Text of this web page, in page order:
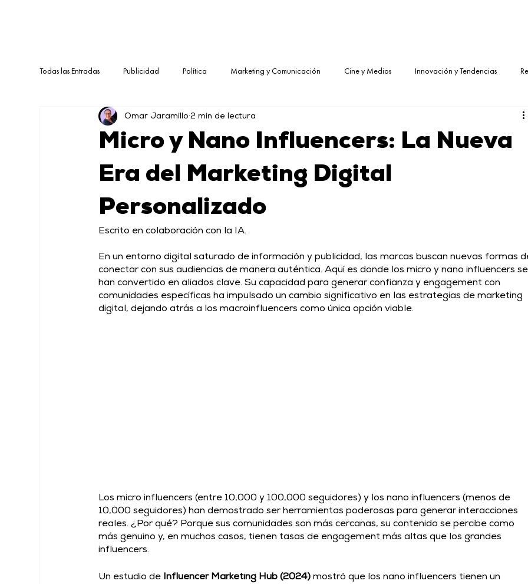
Todas las Entradas Publicidad Política Marketing y Comunicación Cine y Medios Innovación y Tendencias
Micro y Nano Influencers: La Nueva
Era del Marketing Digital
Personalizado
Omar Jaramillo 2 min de lectura
Escrito en colaboración con la IA.
En un entorno digital saturado de información y publicidad, las marcas buscan nuevas formas
conectar con sus audiencias de manera auténtica. Aquí es donde los micro y nano influencers
han convertido en aliados clave. Su capacidad para generar confianza y engagement con
comunidades específicas ha impulsado un cambio significativo en las estrategias de marketing
digital, dejando atrás a los macroinfluencers como única opción viable.
Los micro influencers (entre 10,000 y 100,000 seguidores) y los nano influencers (menos de
10,000 seguidores) han demostrado ser herramientas poderosas para generar interacciones
reales. ¿Por qué? Porque sus comunidades son más cercanas, su contenido se percibe como
más genuino y, en muchos casos, tienen tasas de engagement más altas que los grandes
influencers.
Un estudio de Influencer Marketing Hub (2024) mostró que los nano influencers tienen un